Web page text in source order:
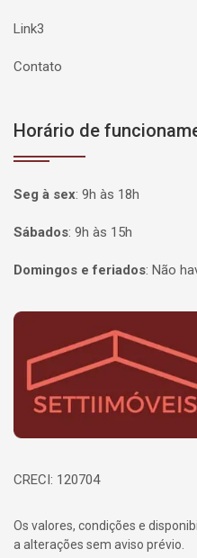
Link3
Contato
Horário de
Seg à sex: 9h às 18h
Sábados: 9h às 15h
Domingos e feriados: Não
Página inicial
CRECI: 120704
Os valores, condições e
a alterações sem aviso prévio.